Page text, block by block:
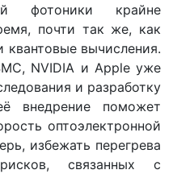
фотоники крайне
почти так же, как
квантовые вычисления.
NVIDIA и Apple уже
и разработку
внедрение поможет
оптоэлектронной
избежать перегрева
связанных с